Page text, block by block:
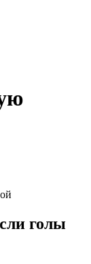
голы